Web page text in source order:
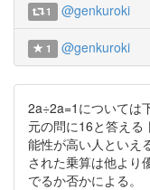
1 @genkuroki
1 @genkuroki
2a÷2a=1については
元の問に16と答える
能性が高い人といえ
された乗算は他より
でるか否かによる。